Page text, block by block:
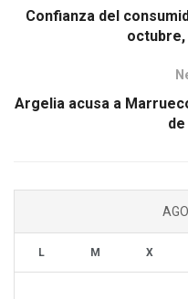
Confianza del
octubre,
Argelia acusa a
de
L M X